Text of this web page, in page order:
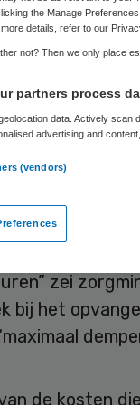
voor de
met
berekend op
zei
bij het
de kosten
the Manage
details, refer to our
not? Then we only place
partners process
data. Actively scan
advertising and
(vendors)